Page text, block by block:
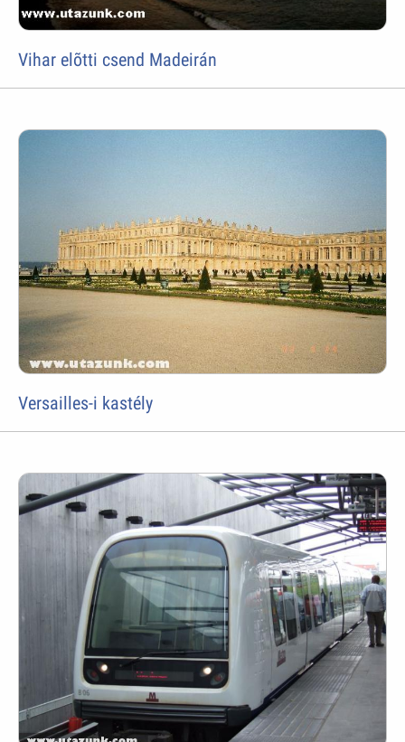
Vihar elõtti csend Madeirán
Versailles-i kastély